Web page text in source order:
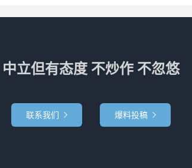
中立但有态度 不炒作 不忽悠
联系我们  爆料投稿 